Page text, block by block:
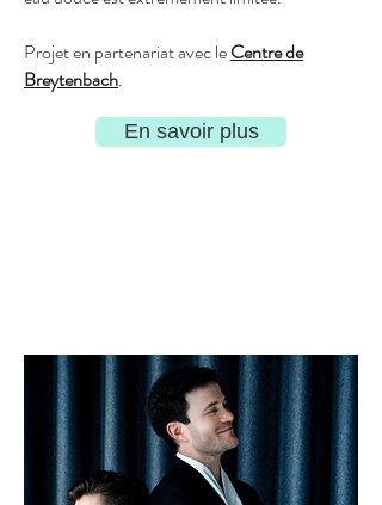
Projet en partenariat avec leCentre de
Breytenbach.
En savoir plus